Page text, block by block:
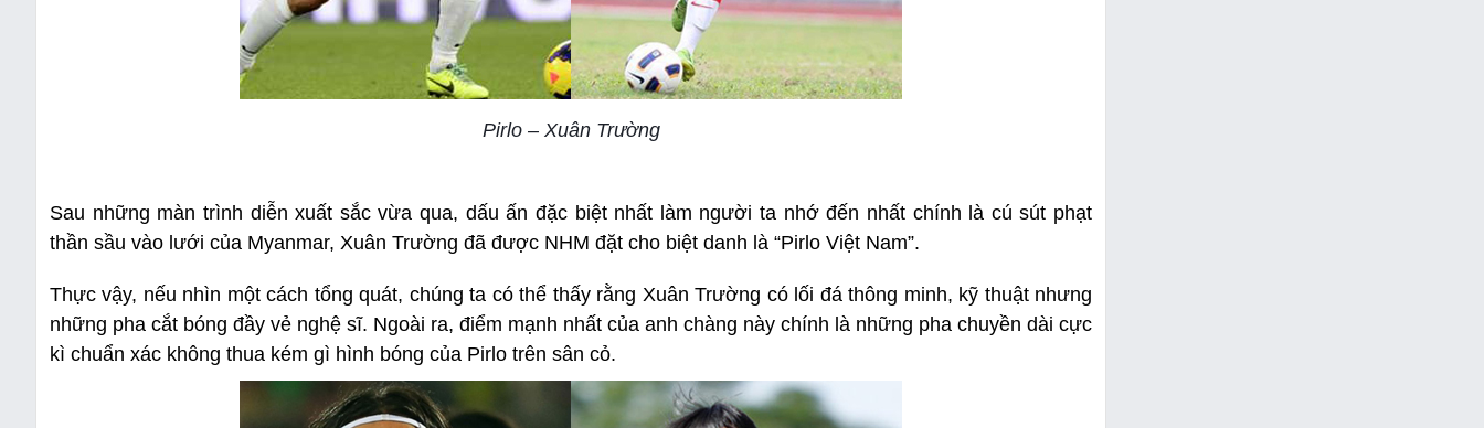
Pirlo – Xuân Trường
Sau những màn trình diễn xuất sắc vừa qua, dấu ấn đặc biệt nhất làm người ta nhớ đến nhất chính là cú sút phạt
thần sầu vào lưới của Myanmar, Xuân Trường đã được NHM đặt cho biệt danh là “Pirlo Việt Nam”.
Thực vậy, nếu nhìn một cách tổng quát, chúng ta có thể thấy rằng Xuân Trường có lối đá thông minh, kỹ thuật nhưng
những pha cắt bóng đầy vẻ nghệ sĩ. Ngoài ra, điểm mạnh nhất của anh chàng này chính là những pha chuyền dài cực
kì chuẩn xác không thua kém gì hình bóng của Pirlo trên sân cỏ.